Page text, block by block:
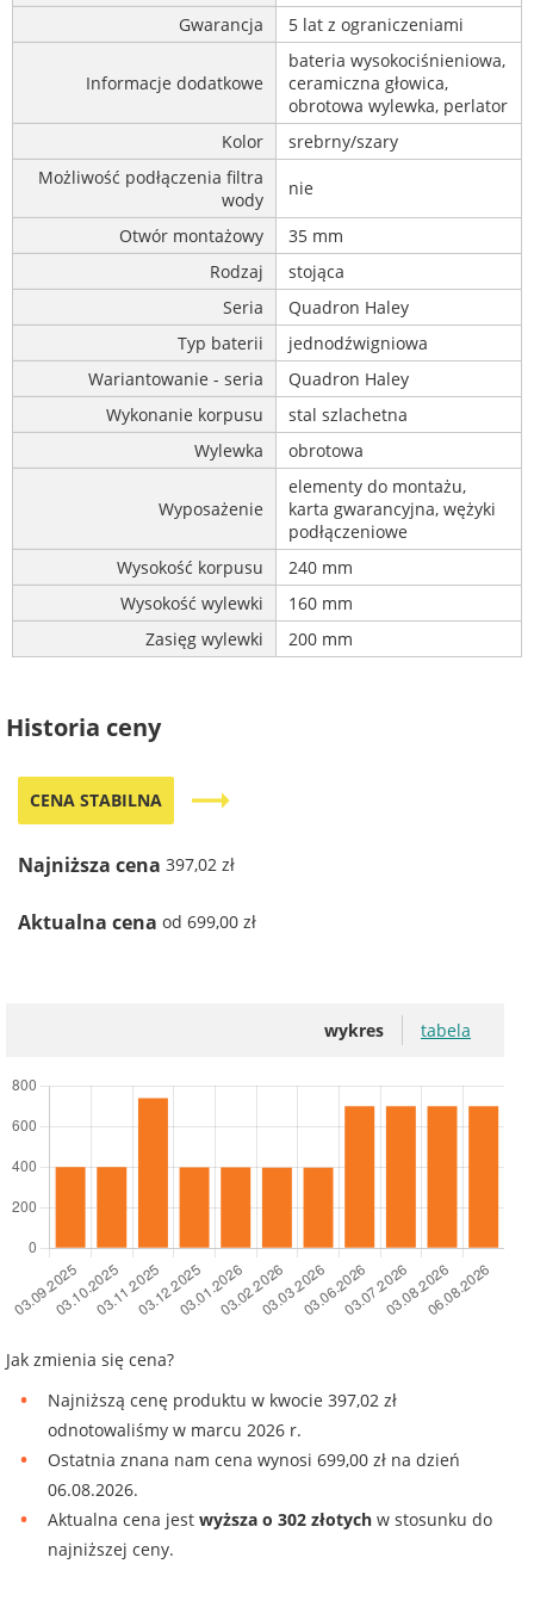
Gwarancja
5 lat z ograniczeniami
Informacje dodatkowe
bateria wysokociśnieniowa,
ceramiczna głowica,
obrotowa wylewka, perlator
Kolor
srebrny/szary
Możliwość podłączenia filtra
wody
nie
Otwór montażowy
35 mm
Rodzaj
stojąca
Seria
Quadron Haley
Typ baterii
jednodźwigniowa
Wariantowanie - seria
Quadron Haley
Wykonanie korpusu
stal szlachetna
Wylewka
obrotowa
Wyposażenie
elementy do montażu,
karta gwarancyjna, wężyki
podłączeniowe
Wysokość korpusu
240 mm
Wysokość wylewki
160 mm
Zasięg wylewki
200 mm
Historia ceny
CENA STABILNA trending_flat
Najniższa cena 397,02 zł
Aktualna cena od 699,00 zł
wykres tabela
Jak zmienia się cena?
Najniższą cenę produktu w kwocie 397,02 zł
odnotowaliśmy w marcu 2026 r.
Ostatnia znana nam cena wynosi 699,00 zł na dzień
06.08.2026.
Aktualna cena jest wyższa o 302 złotych w stosunku do
najniższej ceny.